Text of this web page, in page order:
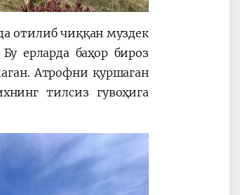
отилиб чиққан муздек
ерларда баҳор бироз
Атрофни қуршаган
тилсиз гувоҳига